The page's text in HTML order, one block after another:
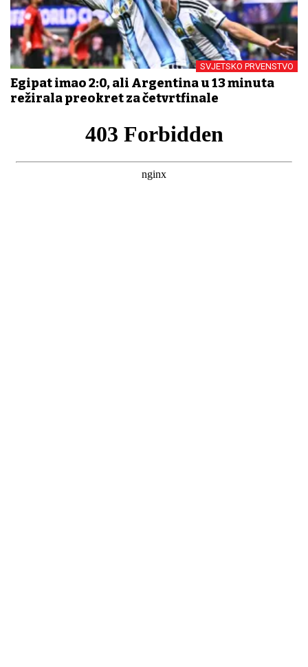
SVJETSKO PRVENSTVO
Egipat imao 2:0, ali Argentina u 13 minuta
režirala preokret za četvrtfinale